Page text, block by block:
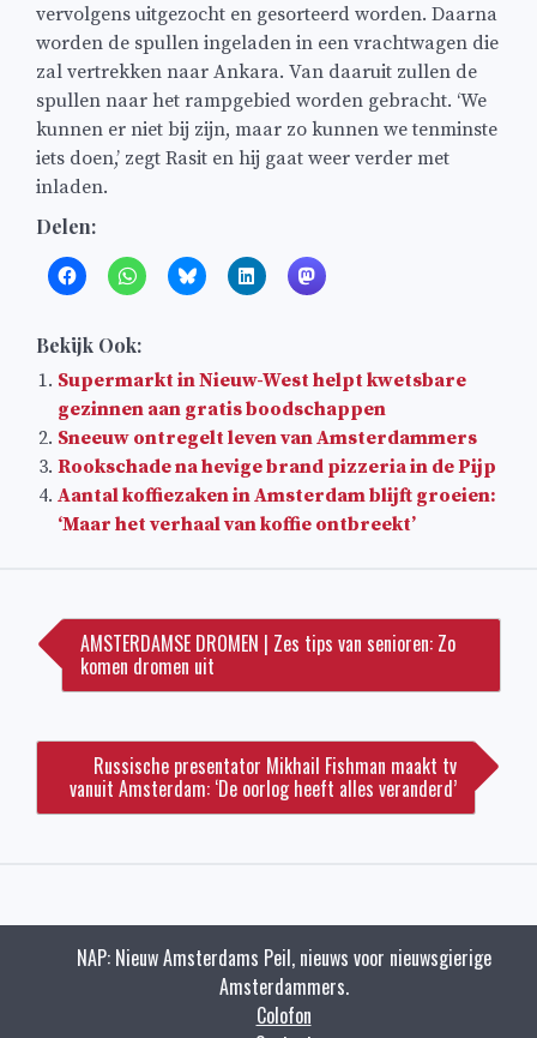
vervolgens uitgezocht en gesorteerd worden. Daarna
worden de spullen ingeladen in een vrachtwagen die
zal vertrekken naar Ankara. Van daaruit zullen de
spullen naar het rampgebied worden gebracht. ‘We
kunnen er niet bij zijn, maar zo kunnen we tenminste
iets doen,’ zegt Rasit en hij gaat weer verder met
inladen.
Delen:
Bekijk Ook:
Supermarkt in Nieuw-West helpt kwetsbare
gezinnen aan gratis boodschappen
Sneeuw ontregelt leven van Amsterdammers
Rookschade na hevige brand pizzeria in de Pijp
Aantal koffiezaken in Amsterdam blijft groeien:
‘Maar het verhaal van koffie ontbreekt’
navigatie
AMSTERDAMSE DROMEN | Zes tips van senioren: Zo
komen dromen uit
Russische presentator Mikhail Fishman maakt tv
vanuit Amsterdam: ‘De oorlog heeft alles veranderd’
NAP: Nieuw Amsterdams Peil, nieuws voor nieuwsgierige
Amsterdammers.
Colofon